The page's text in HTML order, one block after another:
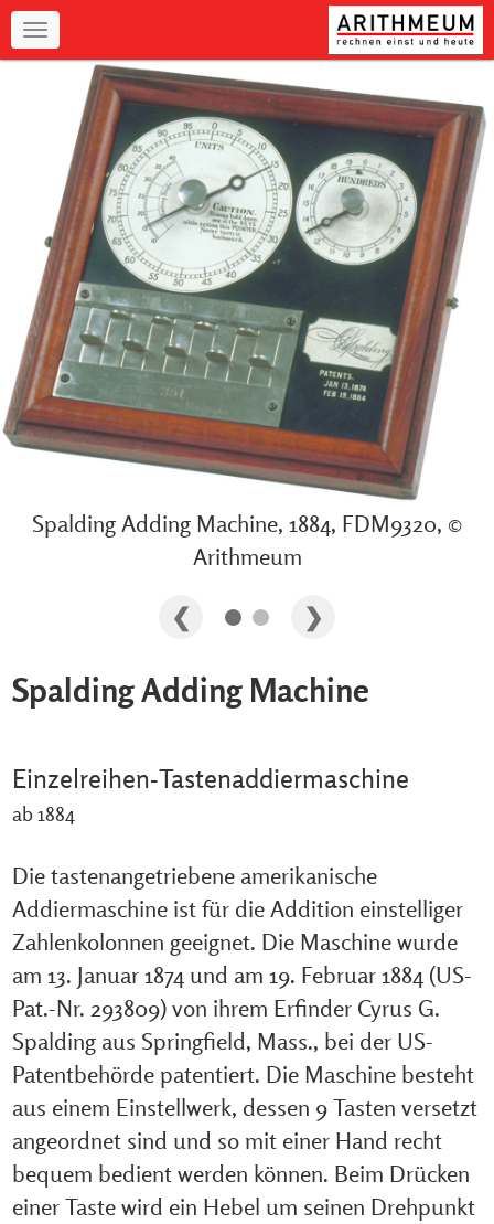
Navigation
Spalding Adding Machine, 1884, FDM9320, ©
Arithmeum
Spalding Adding Machine
Einzelreihen-Tastenaddiermaschine
ab 1884
Die tastenangetriebene amerikanische
Addiermaschine ist für die Addition einstelliger
Zahlenkolonnen geeignet. Die Maschine wurde
am 13. Januar 1874 und am 19. Februar 1884 (US-
Pat.-Nr. 293809) von ihrem Erfinder Cyrus G.
Spalding aus Springfield, Mass., bei der US-
Patentbehörde patentiert. Die Maschine besteht
aus einem Einstellwerk, dessen 9 Tasten versetzt
angeordnet sind und so mit einer Hand recht
bequem bedient werden können. Beim Drücken
einer Taste wird ein Hebel um seinen Drehpunkt